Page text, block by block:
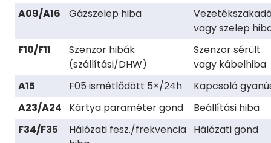
A09/A16
Gázszelep hiba
vagy szelep
F10/F11
Szenzor hibák
(szállítási/DHW)
Szenzor sérült
vagy kábelhiba
A15
F05 ismétlődött 5×/24h
Kapcsoló
A23/A24
Kártya paraméter gond
Beállítási hiba
F34/F35
Hálózati fesz./frekvencia Hálózati gond